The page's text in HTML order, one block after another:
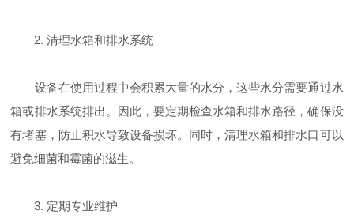
2. 清理水箱和排水系统
设备在使用过程中会积累大量的水分，这些水分需要通过水
箱或排水系统排出。因此，要定期检查水箱和排水路径，确保没
有堵塞，防止积水导致设备损坏。同时，清理水箱和排水口可以
避免细菌和霉菌的滋生。
3. 定期专业维护